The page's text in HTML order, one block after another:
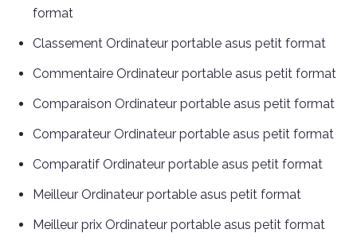
format
Classement Ordinateur portable asus petit format
Commentaire Ordinateur portable asus petit format
Comparaison Ordinateur portable asus petit format
Comparateur Ordinateur portable asus petit format
Comparatif Ordinateur portable asus petit format
Meilleur Ordinateur portable asus petit format
Meilleur prix Ordinateur portable asus petit format